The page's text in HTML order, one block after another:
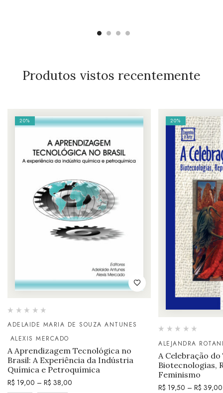
Produtos vistos recentemente
20%
ADELAIDE MARIA DE SOUZA ANTUNES
ALEXIS MERCADO
A Aprendizagem Tecnológica no
Brasil: A Experiência da Indústria
Química e Petroquímica
R$ 19,00 – R$ 38,00
20%
ALEJANDRA
A Celebração
Biotecnologias,
Feminismo
R$ 19,50 – R$ 39,00